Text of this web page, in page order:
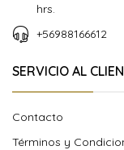
hrs.
+56988166612
SERVICIO AL
Contacto
Términos y